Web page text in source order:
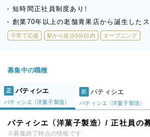
短時間正社員制度あり！
創業70年以上の老舗青果店から誕生した
子育て応援 駅から徒歩5分以内 オープニング
募集中の職種
正 パティシエ
パティシエ （洋菓子製造）
新 パティシエ
パティシエ （洋菓子製造）
パティシエ （洋菓子製造） / 正社員の
※募集終了時点の情報です